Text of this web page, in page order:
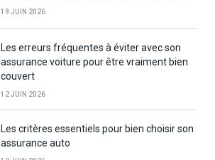
19 JUIN 2026
Les erreurs fréquentes à éviter avec son
assurance voiture pour être vraiment bien
couvert
12 JUIN 2026
Les critères essentiels pour bien choisir son
assurance auto